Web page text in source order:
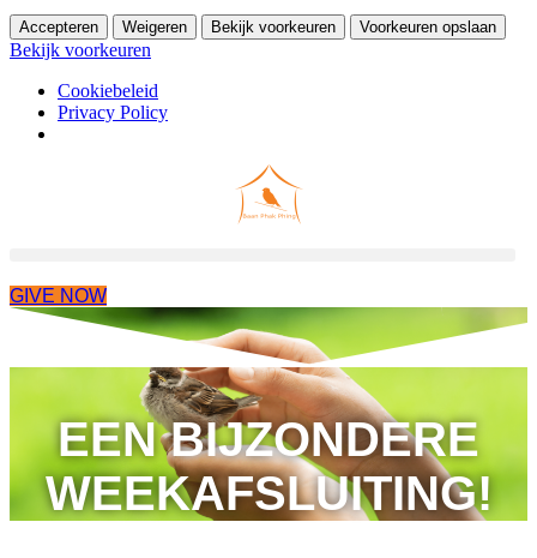
Accepteren Weigeren Bekijk voorkeuren Voorkeuren opslaan
Bekijk voorkeuren
Cookiebeleid
Privacy Policy
GIVE NOW
EEN BIJZONDERE
WEEKAFSLUITING!